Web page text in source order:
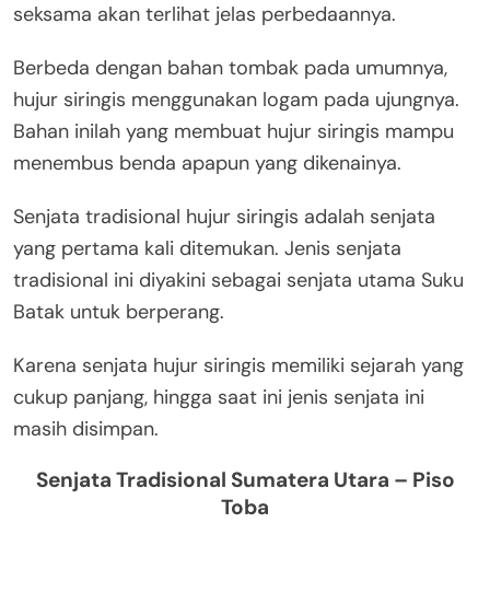
seksama akan terlihat jelas perbedaannya.
Berbeda dengan bahan tombak pada umumnya,
hujur siringis menggunakan logam pada ujungnya.
Bahan inilah yang membuat hujur siringis mampu
menembus benda apapun yang dikenainya.
Senjata tradisional hujur siringis adalah senjata
yang pertama kali ditemukan. Jenis senjata
tradisional ini diyakini sebagai senjata utama Suku
Batak untuk berperang.
Karena senjata hujur siringis memiliki sejarah yang
cukup panjang, hingga saat ini jenis senjata ini
masih disimpan.
Senjata Tradisional Sumatera Utara – Piso
Toba